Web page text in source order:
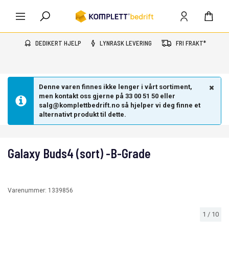
DEDIKERT HJELP LYNRASK LEVERING FRI FRAKT*
Denne varen finnes ikke lenger i vårt sortiment,
men kontakt oss gjerne på 33 00 51 50 eller
salg@komplettbedrift.no så hjelper vi deg finne et
alternativt produkt til dette.
1 / 10
Galaxy Buds4 (sort) -B-Grade
Varenummer: 1339856